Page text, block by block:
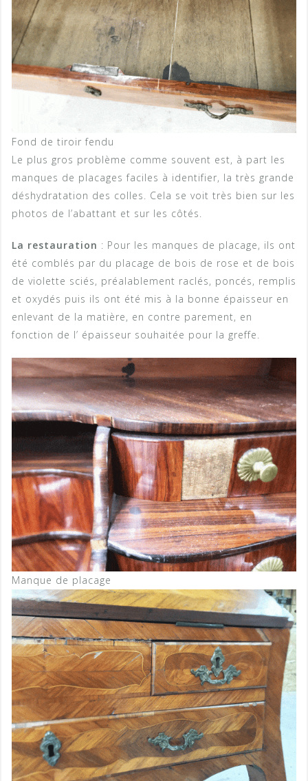
Fond de tiroir fendu
Le plus gros problème comme souvent est, à part les
manques de placages faciles à identifier, la très grande
déshydratation des colles. Cela se voit très bien sur les
photos de l’abattant et sur les côtés.
La restauration : Pour les manques de placage, ils ont
été comblés par du placage de bois de rose et de bois
de violette sciés, préalablement raclés, poncés, remplis
et oxydés puis ils ont été mis à la bonne épaisseur en
enlevant de la matière, en contre parement, en
fonction de l’ épaisseur souhaitée pour la greffe.
Manque de placage